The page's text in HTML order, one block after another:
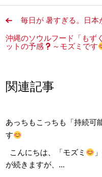
毎日が 暑すぎる。日本
沖縄のソウルフード「もず
ットの予感
～モズミです
関連記事
あっちもこっちも「持続可
す
こんにちは、「モズミ
が続きますが、…